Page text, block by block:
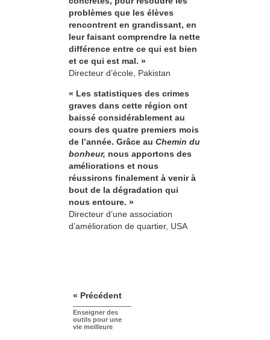
problèmes que les élèves
rencontrent en grandissant, en
leur faisant comprendre la nette
différence entre ce qui est bien
et ce qui est mal. »
Directeur d’école, Pakistan
« Les statistiques des crimes
graves dans cette région ont
baissé considérablement au
cours des quatre premiers mois
de l’année. Grâce au Chemin du
bonheur, nous apportons des
améliorations et nous
réussirons finalement à venir à
bout de la dégradation qui
nous entoure. »
Directeur d’une association
d’amélioration de quartier, USA
« Précédent
Enseigner des
outils pour une
vie meilleure